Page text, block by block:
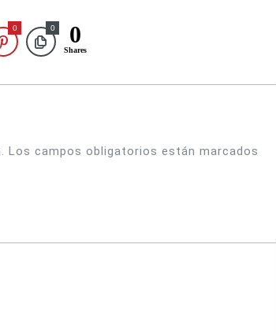
0 0 0
Shares
Los campos obligatorios están marcados